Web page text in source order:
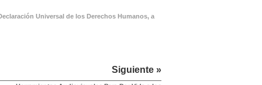
Universal de los Derechos Humanos, a
Siguiente »